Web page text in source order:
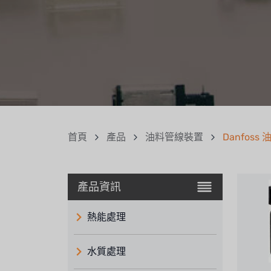
首頁 產品 油料管線裝置 Danfoss
產品資訊
熱能處理
水質處理